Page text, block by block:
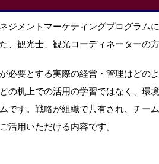
ジメントマーケティングプログラム
、観光士、観光コーディネーターの
必要とする実際の経営・管理はどの
の机上での活用の学習ではなく、環
です。戦略が組織で共有され、チー
活用いただける内容です。